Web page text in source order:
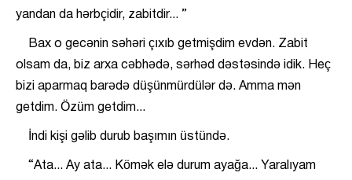
yandan da hərbçidir, zabitdir... ”
Bax o gecənin səhəri çıxıb getmişdim evdən. Zabit
olsam da, biz arxa cəbhədə, sərhəd dəstəsində idik. Heç
bizi aparmaq barədə düşünmürdülər də. Amma mən
getdim. Özüm getdim...
İndi kişi gəlib durub başımın üstündə.
“Ata... Ay ata... Kömək elə durum ayağa... Yaralıyam